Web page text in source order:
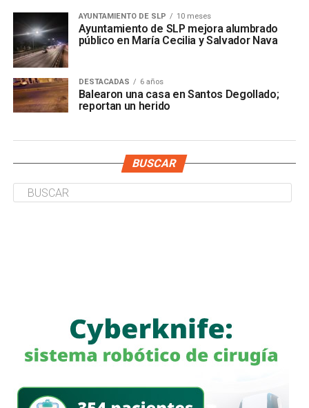
AYUNTAMIENTO DE SLP 10 meses
Ayuntamiento de SLP mejora alumbrado
público en María Cecilia y Salvador Nava
DESTACADAS 6 años
Balearon una casa en Santos Degollado;
reportan un herido
BUSCAR